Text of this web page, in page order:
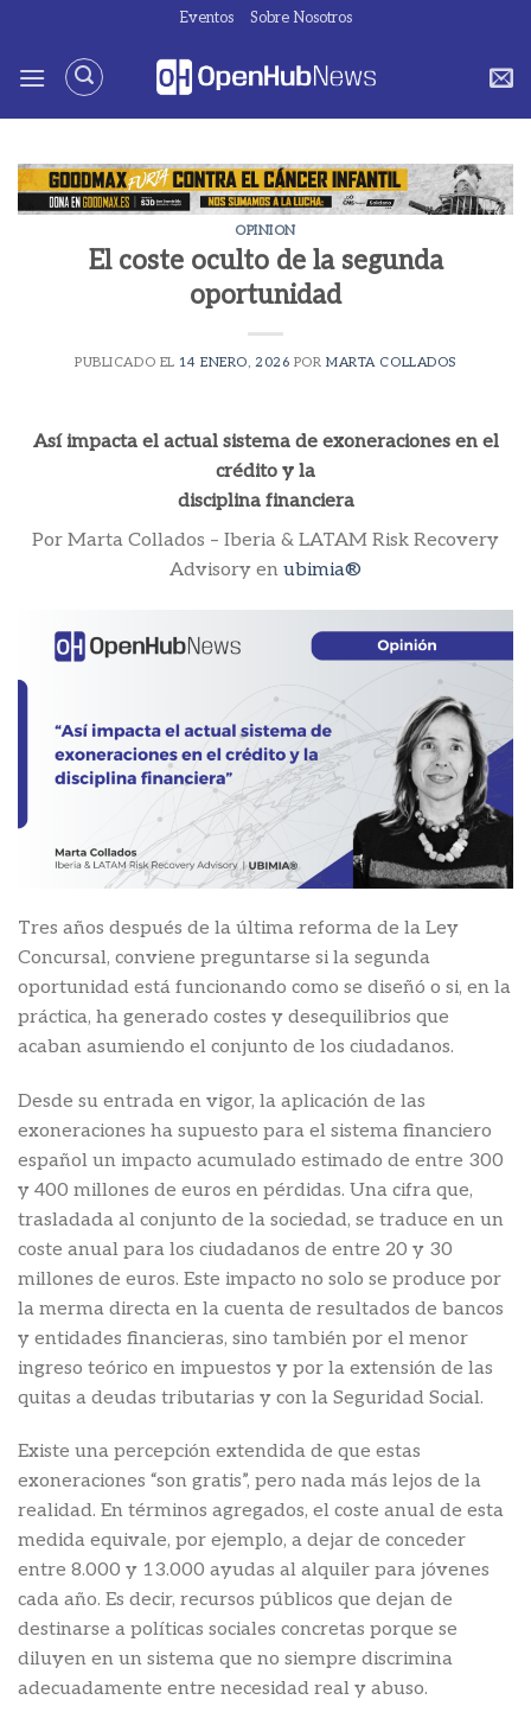
contenido
Eventos Sobre Nosotros
OPINION
El coste oculto de la segunda
oportunidad
PUBLICADO EL 14 ENERO, 2026 PORMARTA COLLADOS
Así impacta el actual sistema de exoneraciones en el
crédito y la
disciplina financiera
Por Marta Collados – Iberia & LATAM Risk Recovery
Advisory en ubimia®
Tres años después de la última reforma de la Ley
Concursal, conviene preguntarse si la segunda
oportunidad está funcionando como se diseñó o si, en la
práctica, ha generado costes y desequilibrios que
acaban asumiendo el conjunto de los ciudadanos.
Desde su entrada en vigor, la aplicación de las
exoneraciones ha supuesto para el sistema financiero
español un impacto acumulado estimado de entre 300
y 400 millones de euros en pérdidas. Una cifra que,
trasladada al conjunto de la sociedad, se traduce en un
coste anual para los ciudadanos de entre 20 y 30
millones de euros. Este impacto no solo se produce por
la merma directa en la cuenta de resultados de bancos
y entidades financieras, sino también por el menor
ingreso teórico en impuestos y por la extensión de las
quitas a deudas tributarias y con la Seguridad Social.
Existe una percepción extendida de que estas
exoneraciones “son gratis”, pero nada más lejos de la
realidad. En términos agregados, el coste anual de esta
medida equivale, por ejemplo, a dejar de conceder
entre 8.000 y 13.000 ayudas al alquiler para jóvenes
cada año. Es decir, recursos públicos que dejan de
destinarse a políticas sociales concretas porque se
diluyen en un sistema que no siempre discrimina
adecuadamente entre necesidad real y abuso.